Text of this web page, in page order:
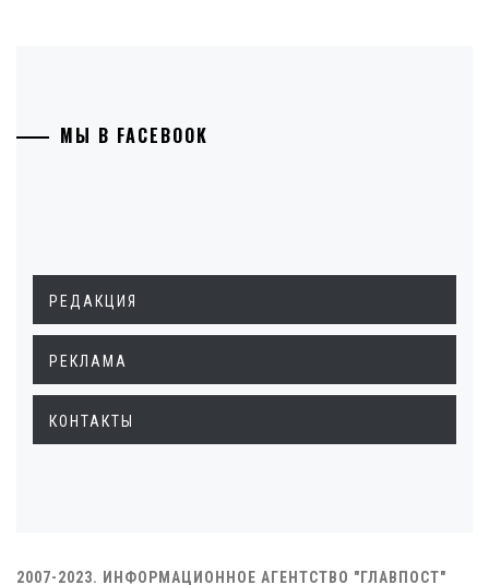
МЫ В FACEBOOK
РЕДАКЦИЯ
РЕКЛАМА
КОНТАКТЫ
2007-2023. ИНФОРМАЦИОННОЕ АГЕНТСТВО "ГЛАВПОСТ"